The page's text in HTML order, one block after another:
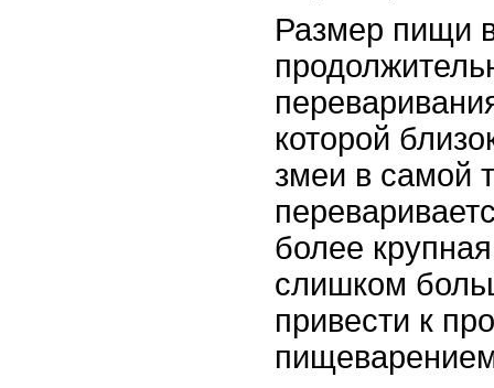
Размер пищи
которой
змеи в самой
более
слишком
привести к